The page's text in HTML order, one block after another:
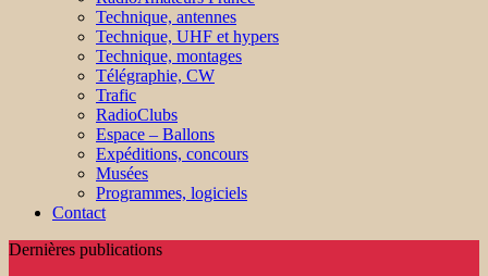
Technique, antennes
Technique, UHF et hypers
Technique, montages
Télégraphie, CW
Trafic
RadioClubs
Espace – Ballons
Expéditions, concours
Musées
Programmes, logiciels
Contact
Dernières publications